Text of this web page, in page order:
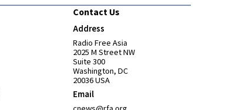
Opens in new window
in new window
Contact Us
Address
Radio Free Asia
2025 M Street NW
Suite 300
Washington, DC
20036 USA
Email
cnews@rfa.org